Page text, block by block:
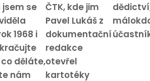
se
1968 i
děláte,
nám
ČTK, kde jim
Pavel Lukáš z
dokumentační
redakce
otevřel
kartotéky